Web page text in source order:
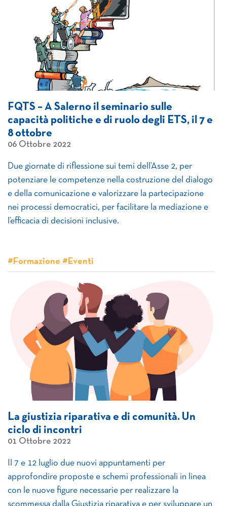
FQTS – A Salerno il seminario sulle
capacità politiche e di ruolo degli ETS, il 7 e
8 ottobre
06 Ottobre 2022
Due giornate di riflessione sui temi dell’Asse 2, per
potenziare le competenze nella costruzione del dialogo
e della comunicazione e valorizzare la partecipazione
nei processi democratici, per facilitare la mediazione e
l’efficacia di decisioni inclusive.
#Formazione #Eventi
La giustizia riparativa e di comunità. Un
ciclo di incontri
01 Ottobre 2022
Il 7 e 12 luglio due nuovi appuntamenti per
approfondire proposte e schemi professionali in linea
con le nuove figure necessarie per realizzare la
scommessa dalla Giustizia riparativa e per sviluppare un